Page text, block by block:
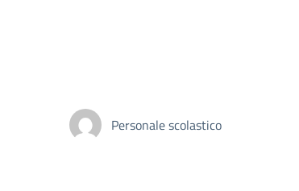
Personale scolastico